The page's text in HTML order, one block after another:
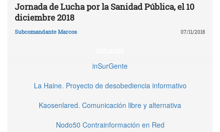
Jornada de Lucha por la Sanidad Pública, el 10
diciembre 2018
Subcomandante Marcos 07/11/2018
inSurGente
La Haine. Proyecto de desobediencia informativo
Kaosenlared. Comunicación libre y alternativa
Nodo50 Contrainformación en Red